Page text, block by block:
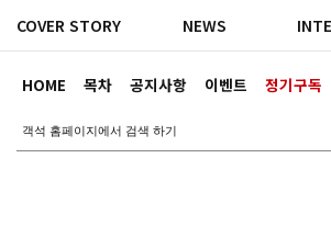
HOME 목차 공지사항 이벤트 정기구독
COVER STORY NEWS